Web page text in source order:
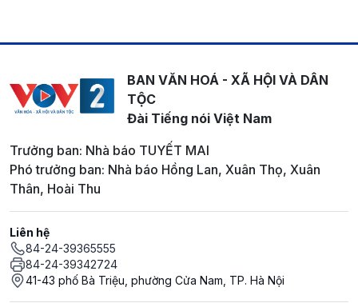
BAN VĂN HOÁ - XÃ HỘI VÀ DÂN
TỘC
Đài Tiếng nói Việt Nam
Trưởng ban: Nhà báo TUYẾT MAI
Phó trưởng ban: Nhà báo Hồng Lan, Xuân Thọ, Xuân
Thân, Hoài Thu
Liên hệ
84-24-39365555
84-24-39342724
41-43 phố Bà Triệu, phường Cửa Nam, TP. Hà Nội